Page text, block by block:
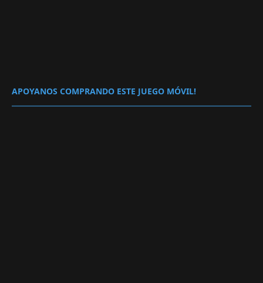
APOYANOS COMPRANDO ESTE JUEGO MÓVIL!